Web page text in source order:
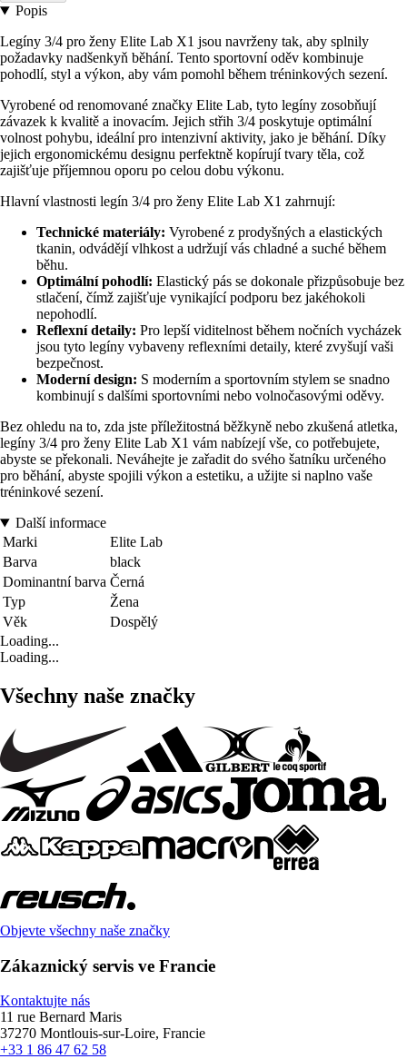
Popis
Legíny 3/4 pro ženy Elite Lab X1 jsou navrženy tak, aby splnily
požadavky nadšenkyň běhání. Tento sportovní oděv kombinuje
pohodlí, styl a výkon, aby vám pomohl během tréninkových sezení.
Vyrobené od renomované značky Elite Lab, tyto legíny zosobňují
závazek k kvalitě a inovacím. Jejich střih 3/4 poskytuje optimální
volnost pohybu, ideální pro intenzivní aktivity, jako je běhání. Díky
jejich ergonomickému designu perfektně kopírují tvary těla, což
zajišťuje příjemnou oporu po celou dobu výkonu.
Hlavní vlastnosti legín 3/4 pro ženy Elite Lab X1 zahrnují:
Technické materiály: Vyrobené z prodyšných a elastických
tkanin, odvádějí vlhkost a udržují vás chladné a suché během
běhu.
Optimální pohodlí: Elastický pás se dokonale přizpůsobuje bez
stlačení, čímž zajišťuje vynikající podporu bez jakéhokoli
nepohodlí.
Reflexní detaily: Pro lepší viditelnost během nočních vycházek
jsou tyto legíny vybaveny reflexními detaily, které zvyšují vaši
bezpečnost.
Moderní design: S moderním a sportovním stylem se snadno
kombinují s dalšími sportovními nebo volnočasovými oděvy.
Bez ohledu na to, zda jste příležitostná běžkyně nebo zkušená atletka,
legíny 3/4 pro ženy Elite Lab X1 vám nabízejí vše, co potřebujete,
abyste se překonali. Neváhejte je zařadit do svého šatníku určeného
pro běhání, abyste spojili výkon a estetiku, a užijte si naplno vaše
tréninkové sezení.
Další informace
Marki
Elite Lab
Barva
black
Dominantní barva Černá
Typ
Žena
Věk
Dospělý
Loading...
Loading...
Všechny naše značky
Objevte všechny naše značky
Zákaznický servis ve Francie
Kontaktujte nás
11 rue Bernard Maris
37270 Montlouis-sur-Loire, Francie
+33 1 86 47 62 58